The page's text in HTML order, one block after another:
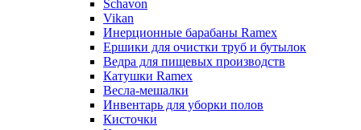
Schavon
Vikan
Инерционные барабаны Ramex
Ершики для очистки труб и бутылок
Ведра для пищевых производств
Катушки Ramex
Весла-мешалки
Инвентарь для уборки полов
Кисточки